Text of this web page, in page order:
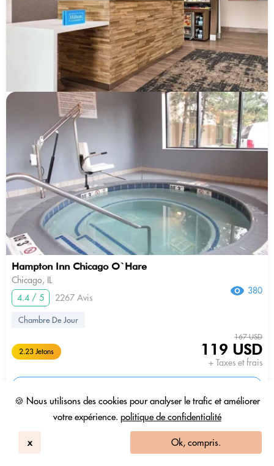
🍪 Nous utilisons des cookies pour analyser le trafic et améliorer
votre expérience. politique de confidentialité
x Ok, compris.
Hampton Inn Chicago O`Hare
Chicago, IL
4.4 / 5
2267 Avis
380
Chambre De Jour
2.23 Jetons
167 USD
119 USD
+ Taxes et frais